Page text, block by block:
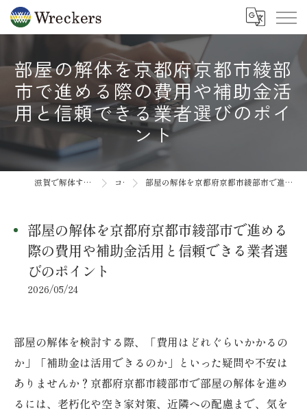
部屋の解体を京都府京都市綾部
市で進める際の費用や補助金活
用と信頼できる業者選びのポイ
ント
滋賀で解体するなら合同会社Wreckers コラム 部屋の解体を京都府京都市綾部市で進める際の費用や補助金活用と信頼できる業者選びのポイント
部屋の解体を京都府京都市綾部市で進める
際の費用や補助金活用と信頼できる業者選
びのポイント
2026/05/24
部屋の解体を検討する際、「費用はどれぐらいかかるの
か」「補助金は活用できるのか」といった疑問や不安は
ありませんか？京都府京都市綾部市で部屋の解体を進め
るには、老朽化や空き家対策、近隣への配慮まで、気を